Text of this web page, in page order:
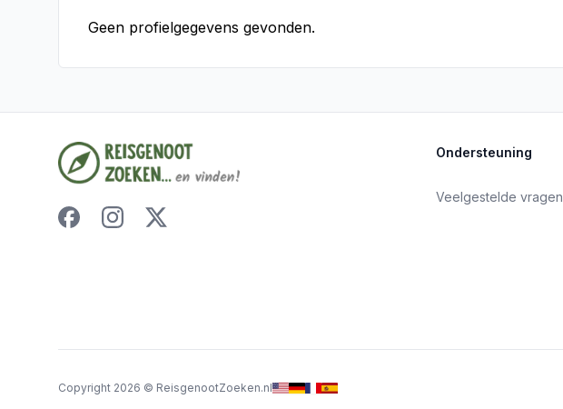
Geen profielgegevens gevonden.
Ondersteuning
Veelgestelde vragen
Copyright 2026 © ReisgenootZoeken.nl